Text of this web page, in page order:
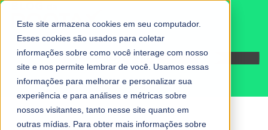
Este site armazena cookies em seu computador.
Esses cookies são usados para coletar
informações sobre como você interage com nosso
site e nos permite lembrar de você. Usamos essas
informações para melhorar e personalizar sua
experiência e para análises e métricas sobre
nossos visitantes, tanto nesse site quanto em
outras mídias. Para obter mais informações sobre
Fale conosco